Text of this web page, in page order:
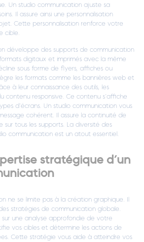
Un studio communication ajuste sa
Il assure ainsi une personnalisation
Cette personnalisation renforce votre
cible.
développe des supports de communication
digitaux et imprimés avec la même
sous forme de flyers, affiches ou
les formats comme les bannières web et
à leur connaissance des outils, les
contenu responsive. Ce contenu s’affiche
d’écrans. Un studio communication vous
cohérent. Il assure la continuité de
tous les supports. La diversité des
communication est un atout essentiel.
stratégique d’un
ne se limite pas à la création graphique. Il
stratégies de communication globale.
une analyse approfondie de votre
vos cibles et détermine les actions de
Cette stratégie vous aide à atteindre vos